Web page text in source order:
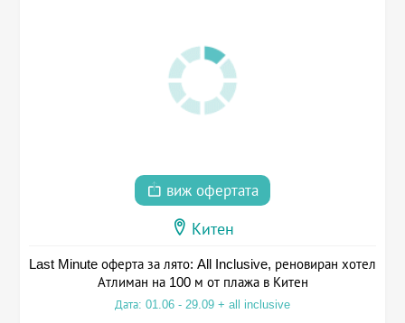
виж офертата
Китен
Last Minute оферта за лято: All Inclusive, реновиран хотел
Атлиман на 100 м от плажа в Китен
Дата: 01.06 - 29.09 + all inclusive